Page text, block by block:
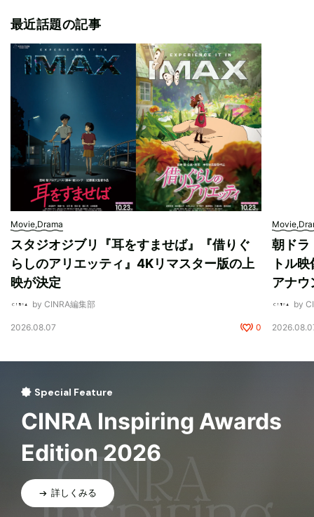
最近話題の記事
Movie,Drama
スタジオジブリ『耳をすませば』『借りぐ
らしのアリエッティ』4Kリマスター版の上
映が決定
by CINRA編集部
2026.08.07 0
朝ドラ
トル
アナウ
by
Special Feature
CINRA Inspiring Awards
Edition 2026
詳しくみる